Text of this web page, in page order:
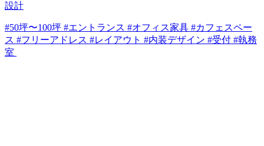
設計
#50坪〜100坪 #エントランス #オフィス家具 #カフェスペー
ス #フリーアドレス #レイアウト #内装デザイン #受付 #執務
室